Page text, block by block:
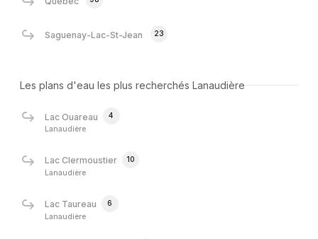
Saguenay-Lac-St-Jean 23
Les plans d'eau les plus recherchés Lanaudière
Lac Ouareau
4
Lanaudière
Lac Clermoustier
10
Lanaudière
Lac Taureau
6
Lanaudière